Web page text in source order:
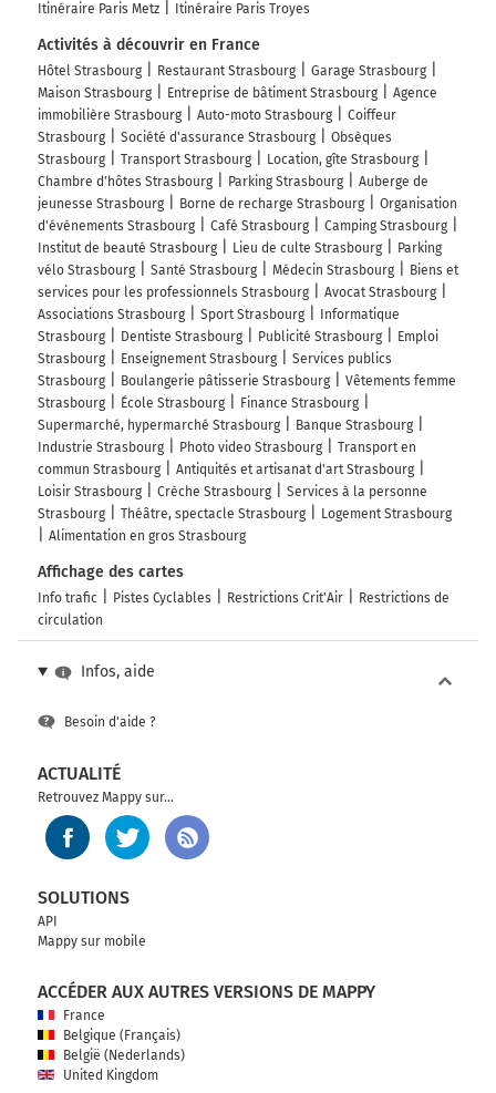
Itinéraire Paris Metz
Itinéraire Paris Troyes
Activités à découvrir en France
Hôtel Strasbourg Restaurant Strasbourg
Garage Strasbourg
Maison Strasbourg
Entreprise de bâtiment Strasbourg
Agence
immobilière Strasbourg
Auto-moto Strasbourg
Coiffeur
Strasbourg
Société d'assurance Strasbourg
Obsèques
Strasbourg
Transport Strasbourg
Location, gîte Strasbourg
Chambre d'hôtes Strasbourg
Parking Strasbourg
Auberge de
jeunesse Strasbourg
Borne de recharge Strasbourg
Organisation
d'événements Strasbourg
Café Strasbourg
Camping Strasbourg
Institut de beauté Strasbourg
Lieu de culte Strasbourg
Parking
vélo Strasbourg
Santé Strasbourg Médecin Strasbourg
Biens et
services pour les professionnels Strasbourg
Avocat Strasbourg
Associations Strasbourg
Sport Strasbourg
Informatique
Strasbourg
Dentiste Strasbourg Publicité Strasbourg
Emploi
Strasbourg
Enseignement Strasbourg
Services publics
Strasbourg
Boulangerie pâtisserie Strasbourg
Vêtements femme
Strasbourg
École Strasbourg
Finance Strasbourg
Supermarché, hypermarché Strasbourg
Banque Strasbourg
Industrie Strasbourg
Photo video Strasbourg
Transport en
commun Strasbourg
Antiquités et artisanat d'art Strasbourg
Loisir Strasbourg
Crèche Strasbourg
Services à la personne
Strasbourg
Théâtre, spectacle Strasbourg
Logement Strasbourg
Alimentation en gros Strasbourg
Affichage des cartes
Info trafic Pistes Cyclables Restrictions Crit'Air
Restrictions de
circulation
Infos, aide
Besoin d'aide ?
ACTUALITÉ
Retrouvez Mappy sur...
SOLUTIONS
API
Mappy sur mobile
ACCÉDER AUX AUTRES VERSIONS DE MAPPY
France
Belgique (Français)
België (Nederlands)
United Kingdom